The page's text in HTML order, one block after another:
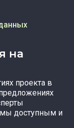
на
проекта в
доступным и